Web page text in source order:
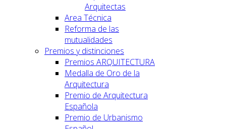
Arquitectas
Area Técnica
Reforma de las
mutualidades
Premios y distinciones
Premios ARQUITECTURA
Medalla de Oro de la
Arquitectura
Premio de Arquitectura
Española
Premio de Urbanismo